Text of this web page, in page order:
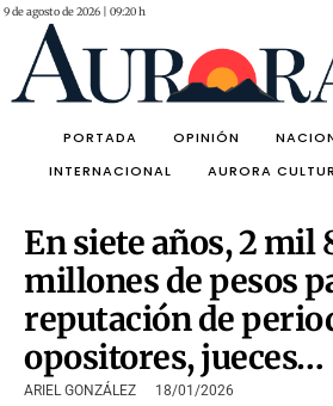
9 de agosto de 2026 | 09:20 h
PORTADA OPINIÓN
INTERNACIONAL
AURORA
En siete años, 2 mil
millones de pesos
reputación de
opositores, jueces…
ARIEL GONZÁLEZ 18/01/2026